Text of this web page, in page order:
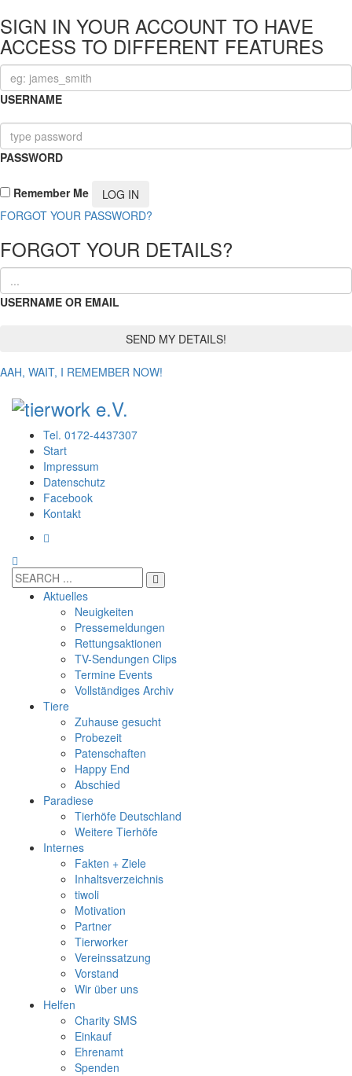
SIGN IN YOUR ACCOUNT TO HAVE
ACCESS TO DIFFERENT FEATURES
USERNAME
PASSWORD
Remember Me
FORGOT YOUR PASSWORD?
FORGOT YOUR DETAILS?
USERNAME OR EMAIL
AAH, WAIT, I REMEMBER NOW!
Tel. 0172-4437307
Start
Impressum
Datenschutz
Facebook
Kontakt
Aktuelles
Neuigkeiten
Pressemeldungen
Rettungsaktionen
TV-Sendungen Clips
Termine Events
Vollständiges Archiv
Tiere
Zuhause gesucht
Probezeit
Patenschaften
Happy End
Abschied
Paradiese
Tierhöfe Deutschland
Weitere Tierhöfe
Internes
Fakten + Ziele
Inhaltsverzeichnis
tiwoli
Motivation
Partner
Tierworker
Vereinssatzung
Vorstand
Wir über uns
Helfen
Charity SMS
Einkauf
Ehrenamt
Spenden